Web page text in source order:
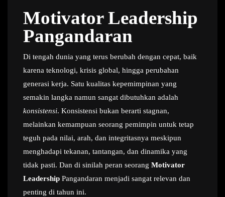
Motivator Leadership
Pangandaran
Di tengah dunia yang terus berubah dengan cepat, baik
karena teknologi, krisis global, hingga perubahan
generasi kerja. Satu kualitas kepemimpinan yang
semakin langka namun sangat dibutuhkan adalah
konsistensi. Konsistensi bukan berarti stagnan,
melainkan kemampuan seorang pemimpin untuk tetap
teguh pada nilai, arah, dan integritasnya meskipun
menghadapi tekanan, tantangan, dan dinamika yang
tidak pasti. Dan di sinilah peran seorang Motivator
Leadership Pangandaran menjadi sangat relevan dan
penting di tahun ini.